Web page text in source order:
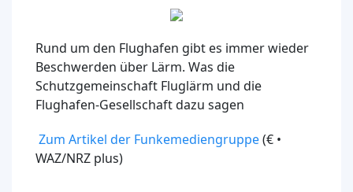
Rund um den Flughafen gibt es immer wieder
Beschwerden über Lärm. Was die
Schutzgemeinschaft Fluglärm und die
Flughafen-Gesellschaft dazu sagen
Zum Artikel der Funkemediengruppe(€ •
WAZ/NRZ plus)